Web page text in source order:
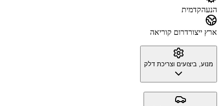
הנעהקדמית
ארץ ייצורדרום קוריאה
מנוע, ביצועים וצריכת דלק